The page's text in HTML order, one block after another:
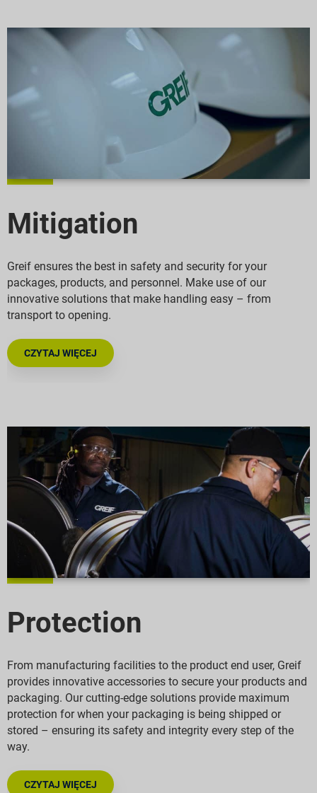
Mitigation
Greif ensures the best in safety and security for your
packages, products, and personnel. Make use of our
innovative solutions that make handling easy – from
transport to opening.
CZYTAJ WIĘCEJ
Protection
From manufacturing facilities to the product end user, Greif
provides innovative accessories to secure your products and
packaging. Our cutting-edge solutions provide maximum
protection for when your packaging is being shipped or
stored – ensuring its safety and integrity every step of the
way.
CZYTAJ WIĘCEJ